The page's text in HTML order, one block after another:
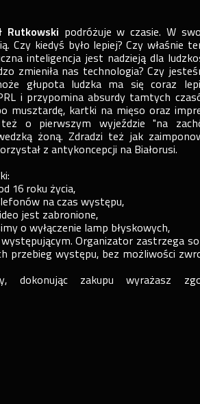
Rutkowski podróżuje w czasie. W
Czy kiedyś było lepiej? Czy właśnie
inteligencja jest nadzieją dla
zmieniła nas technologia? Czy
głupota ludzka ma się coraz
i przypomina absurdy tamtych
musztardę, kartki na mięso oraz
o pierwszym wyjeździe "na
żoną. Zdradzi też jak
z antykoncepcji na Białorusi.
16 roku życia,
na czas występu,
jest zabronione,
o wyłączenie lamp błyskowych,
Organizator zastrzega
przebieg występu, bez możliwości
dokonując zakupu wyrażasz